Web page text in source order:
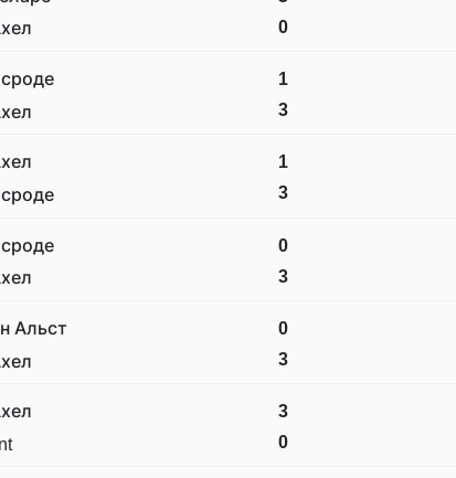
0
1
3
1
3
0
3
Альст
0
3
3
0